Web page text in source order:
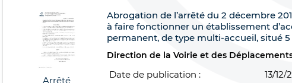
Arrêté
Abrogation de l’arrêté du 2 décembre
à faire fonctionner un établissement
permanent, de type multi-accueil, situé 5
Direction de la Voirie et des
Date de publication :
13/12/